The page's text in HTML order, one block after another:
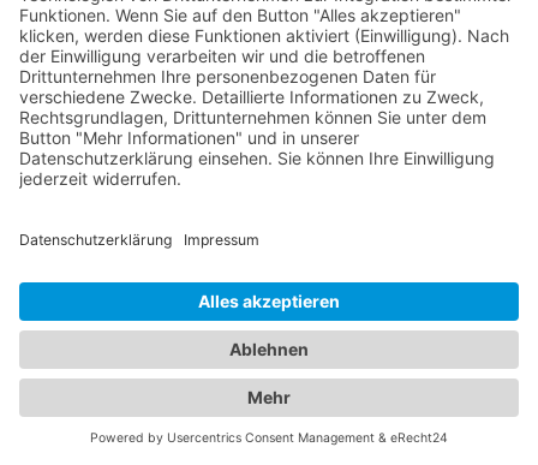
Wenn Sie auf der Suche nach einem Dachdecker in
Ihrer Nähe sind, ist es wichtig, einen seriösen und
vertrauenswürdigen Fachmann zu finden. Im
Branchenbuch für Dachdecker finden Sie eine Liste
von qualifizierten Dachdeckern, die in Ihrer Nähe
tätig sind. Um sicherzustellen, dass Sie den idealen
Dachdecker für Ihre Bedürfnisse finden, sollten Sie
einige wichtige Tipps, die Sie beachten sollten:
Zertifizierungen und Mitgliedschaften: Überprüfen
Sie, ob der Dachdecker zertifiziert ist oder Mitglied
in einem Verband oder einer Kammer ist. Das
zeigt, dass er professionelle Standards einhält und
sein Fachwissen auf dem neuesten Stand hält.
Referenzen: Bitten Sie um Referenzen von
früheren Kunden, die ähnliche Arbeiten